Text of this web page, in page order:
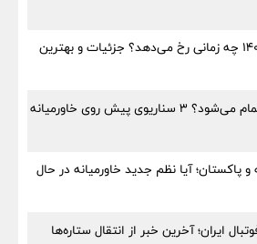
کسوف بزرگ مرداد ۱۴۰۵ چه زمانی رخ می‌دهد؟ جزئیات و بهترین
جنگ ایران و آمریکا تمام می‌شود؟ ۳ سناریوی پیش روی خاورمیانه
و پاکستان؛ آیا نظم جدید خاورمیانه در حال
ایران؛ آخرین خبر از انتقال ستاره‌ها